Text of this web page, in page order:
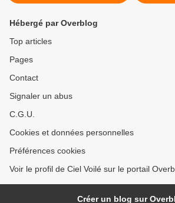
Hébergé par Overblog
Top articles
Pages
Contact
Signaler un abus
C.G.U.
Cookies et données personnelles
Préférences cookies
Voir le profil de Ciel Voilé sur le portail
Créer un blog sur